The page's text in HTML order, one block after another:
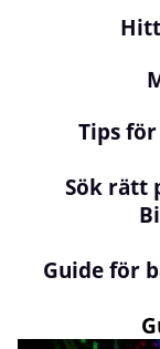
Tips
Sök rätt
Guide för